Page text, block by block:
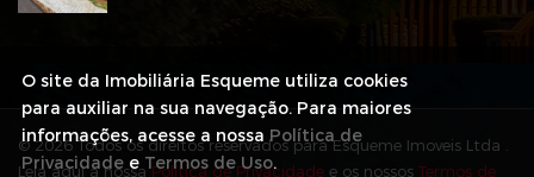
© 2026 Todos os direitos reservados para Esqueme Imoveis Ltda .
Leia aqui a nossaPolítica de Privacidade e os nossos Termos de
O site da Imobiliária Esqueme utiliza cookies
para auxiliar na sua navegação. Para maiores
informações, acesse a nossa Política de
PrivacidadeeTermos de Uso.